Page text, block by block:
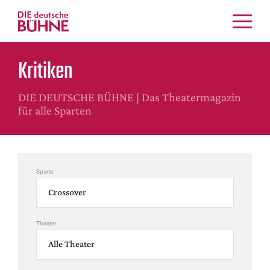
Schauspiel
Tanz
Festivals & Veranstaltungen
Menschen & Theater
Themen
Internationales
Nachrufe
Kritiken
DIE DEUTSCHE BÜHNE | Das Theatermagazin
für alle Sparten
Sparte
Theater